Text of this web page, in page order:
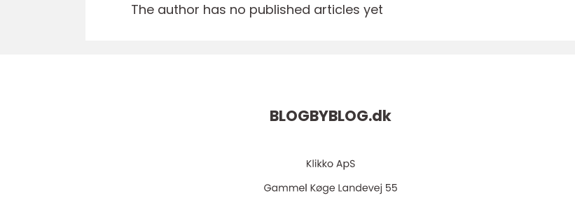
The author has no published articles yet
BLOGBYBLOG.dk